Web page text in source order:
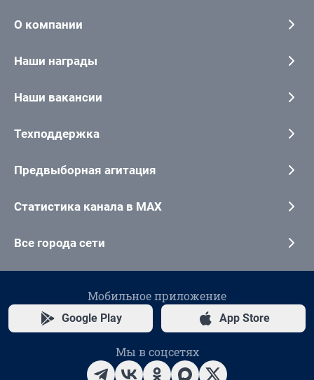
О компании
Наши награды
Наши вакансии
Техподдержка
Предвыборная агитация
Статистика канала в MAX
Все города сети
Мобильное приложение
Google Play App Store
Мы в соцсетях